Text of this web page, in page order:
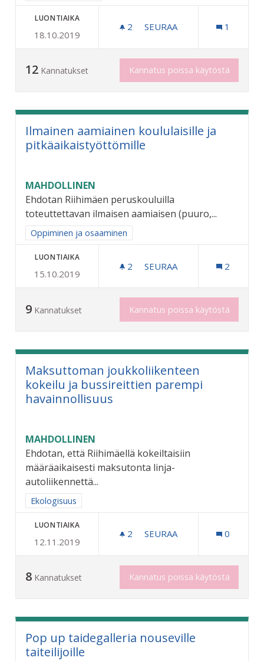
LUONTIAIKA
18.10.2019
2 2 SEURAAJAA
SEURAA 1
12 Kannatukset Kannatus poissa käytöstä
Ilmainen aamiainen koululaisille ja
pitkäaikaistyöttömille
MAHDOLLINEN
Ehdotan Riihimäen peruskouluilla
toteuttettavan ilmaisen aamiaisen (puuro,...
Rajaa tulokset aihepiirin mukaan: Oppiminen ja osaaminen
Oppiminen ja osaaminen
LUONTIAIKA
15.10.2019
2 2 SEURAAJAA
SEURAA 2
9 Kannatukset Kannatus poissa käytöstä
Maksuttoman joukkoliikenteen
kokeilu ja bussireittien parempi
havainnollisuus
MAHDOLLINEN
Ehdotan, että Riihimäellä kokeiltaisiin
määräaikaisesti maksutonta linja-
autoliikennettä...
Rajaa tulokset aihepiirin mukaan: Ekologisuus
Ekologisuus
LUONTIAIKA
12.11.2019
2 2 SEURAAJAA
SEURAA 0
8 Kannatukset Kannatus poissa käytöstä
Pop up taidegalleria nouseville
taiteilijoille